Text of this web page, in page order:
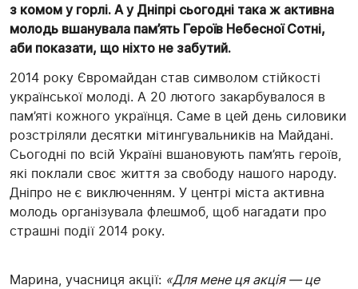
з комом у горлі. А у Дніпрі сьогодні така ж активна
молодь вшанувала пам’ять Героїв Небесної Сотні,
аби показати, що ніхто не забутий.
2014 року Євромайдан став символом стійкості
української молоді. А 20 лютого закарбувалося в
пам’яті кожного українця. Саме в цей день силовики
розстріляли десятки мітингувальників на Майдані.
Сьогодні по всій Україні вшановують пам’ять героїв,
які поклали своє життя за свободу нашого народу.
Дніпро не є виключенням. У центрі міста активна
молодь організувала флешмоб, щоб нагадати про
страшні події 2014 року.
Марина, учасниця акції: «Для мене ця акція — це